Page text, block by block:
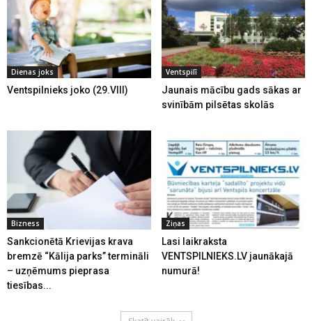
Dienas joks
Ventspilnieks joko (29.VIII)
Ventspilī
Jaunais mācību gads sākas ar
svinībām pilsētas skolās
Bizness
Sankcionētā Krievijas krava
bremzē “Kālija parks” termināli
– uzņēmums pieprasa
tiesības...
Ziņas
Lasi laikraksta
VENTSPILNIEKS.LV jaunākajā
numurā!